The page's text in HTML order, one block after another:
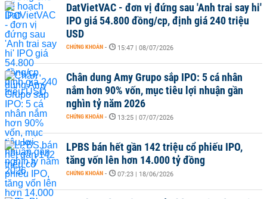
DatVietVAC - đơn vị đứng sau 'Anh trai say hi'
IPO giá 54.800 đồng/cp, định giá 240 triệu
USD
CHỨNG KHOÁN - 15:47 | 08/07/2026
Chân dung Amy Grupo sắp IPO: 5 cá nhân
nắm hơn 90% vốn, mục tiêu lợi nhuận gần
nghìn tỷ năm 2026
CHỨNG KHOÁN - 13:25 | 07/07/2026
LPBS bán hết gần 142 triệu cổ phiếu IPO,
tăng vốn lên hơn 14.000 tỷ đồng
CHỨNG KHOÁN - 07:23 | 18/06/2026